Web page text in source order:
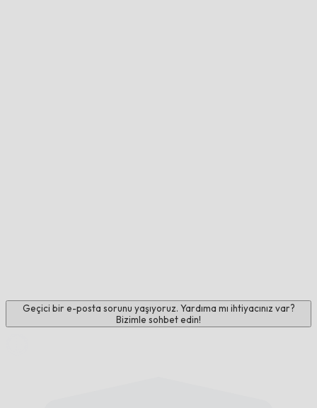
Geçici bir e-posta sorunu yaşıyoruz. Yardıma mı ihtiyacınız var?
Bizimle sohbet edin!